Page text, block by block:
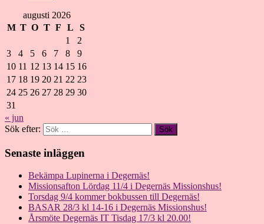
augusti 2026
M T O T F L
S
1
2
3
4 5 6 7 8
9
10 11 12 13 14 15 16
17 18 19 20 21 22 23
24 25 26 27 28 29 30
31
« jun
Sök efter:
Senaste inläggen
Bekämpa Lupinerna i Degernäs!
Missionsafton Lördag 11/4 i Degernäs Missionshus!
Torsdag 9/4 kommer bokbussen till Degernäs!
BASAR 28/3 kl 14-16 i Degernäs Missionshus!
Årsmöte Degernäs IT Tisdag 17/3 kl 20.00!